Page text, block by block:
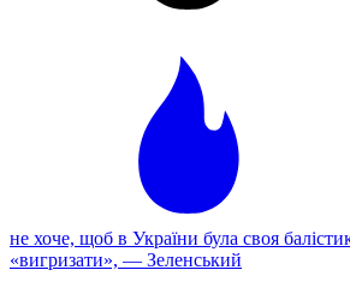
не хоче, щоб в України була своя
«вигризати», — Зеленський